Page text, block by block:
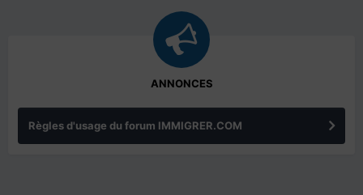
ANNONCES
Règles d'usage du forum IMMIGRER.COM